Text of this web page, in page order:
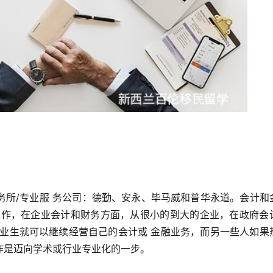
所/专业服 务公司：德勤、安永、毕马威和普华永道。会计和
，在企业会计和财务方面，从很小的到大的企业，在政府会
生就可以继续经营自己的会计或 金融业务，而另一些人如果
迈向学术或行业专业化的一步。